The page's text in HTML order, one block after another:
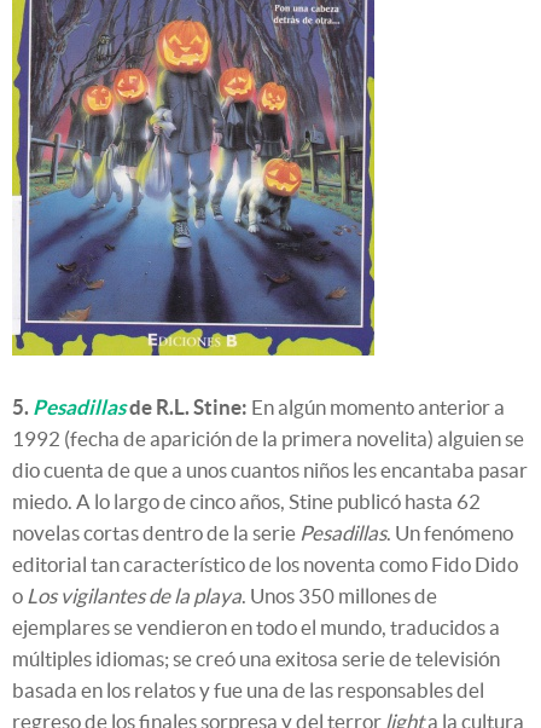
5. Pesadillasde R.L. Stine: En algún momento anterior a
1992 (fecha de aparición de la primera novelita) alguien se
dio cuenta de que a unos cuantos niños les encantaba pasar
miedo. A lo largo de cinco años, Stine publicó hasta 62
novelas cortas dentro de la serie Pesadillas. Un fenómeno
editorial tan característico de los noventa como Fido Dido
o Los vigilantes de la playa. Unos 350 millones de
ejemplares se vendieron en todo el mundo, traducidos a
múltiples idiomas; se creó una exitosa serie de televisión
basada en los relatos y fue una de las responsables del
regreso de los finales sorpresa y del terror lighta la cultura